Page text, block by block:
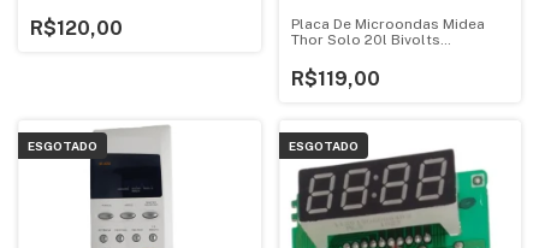
R$120,00
Placa De Microondas Midea
Thor Solo 20l Bivolts
R$119,00
ESGOTADO ESGOTADO